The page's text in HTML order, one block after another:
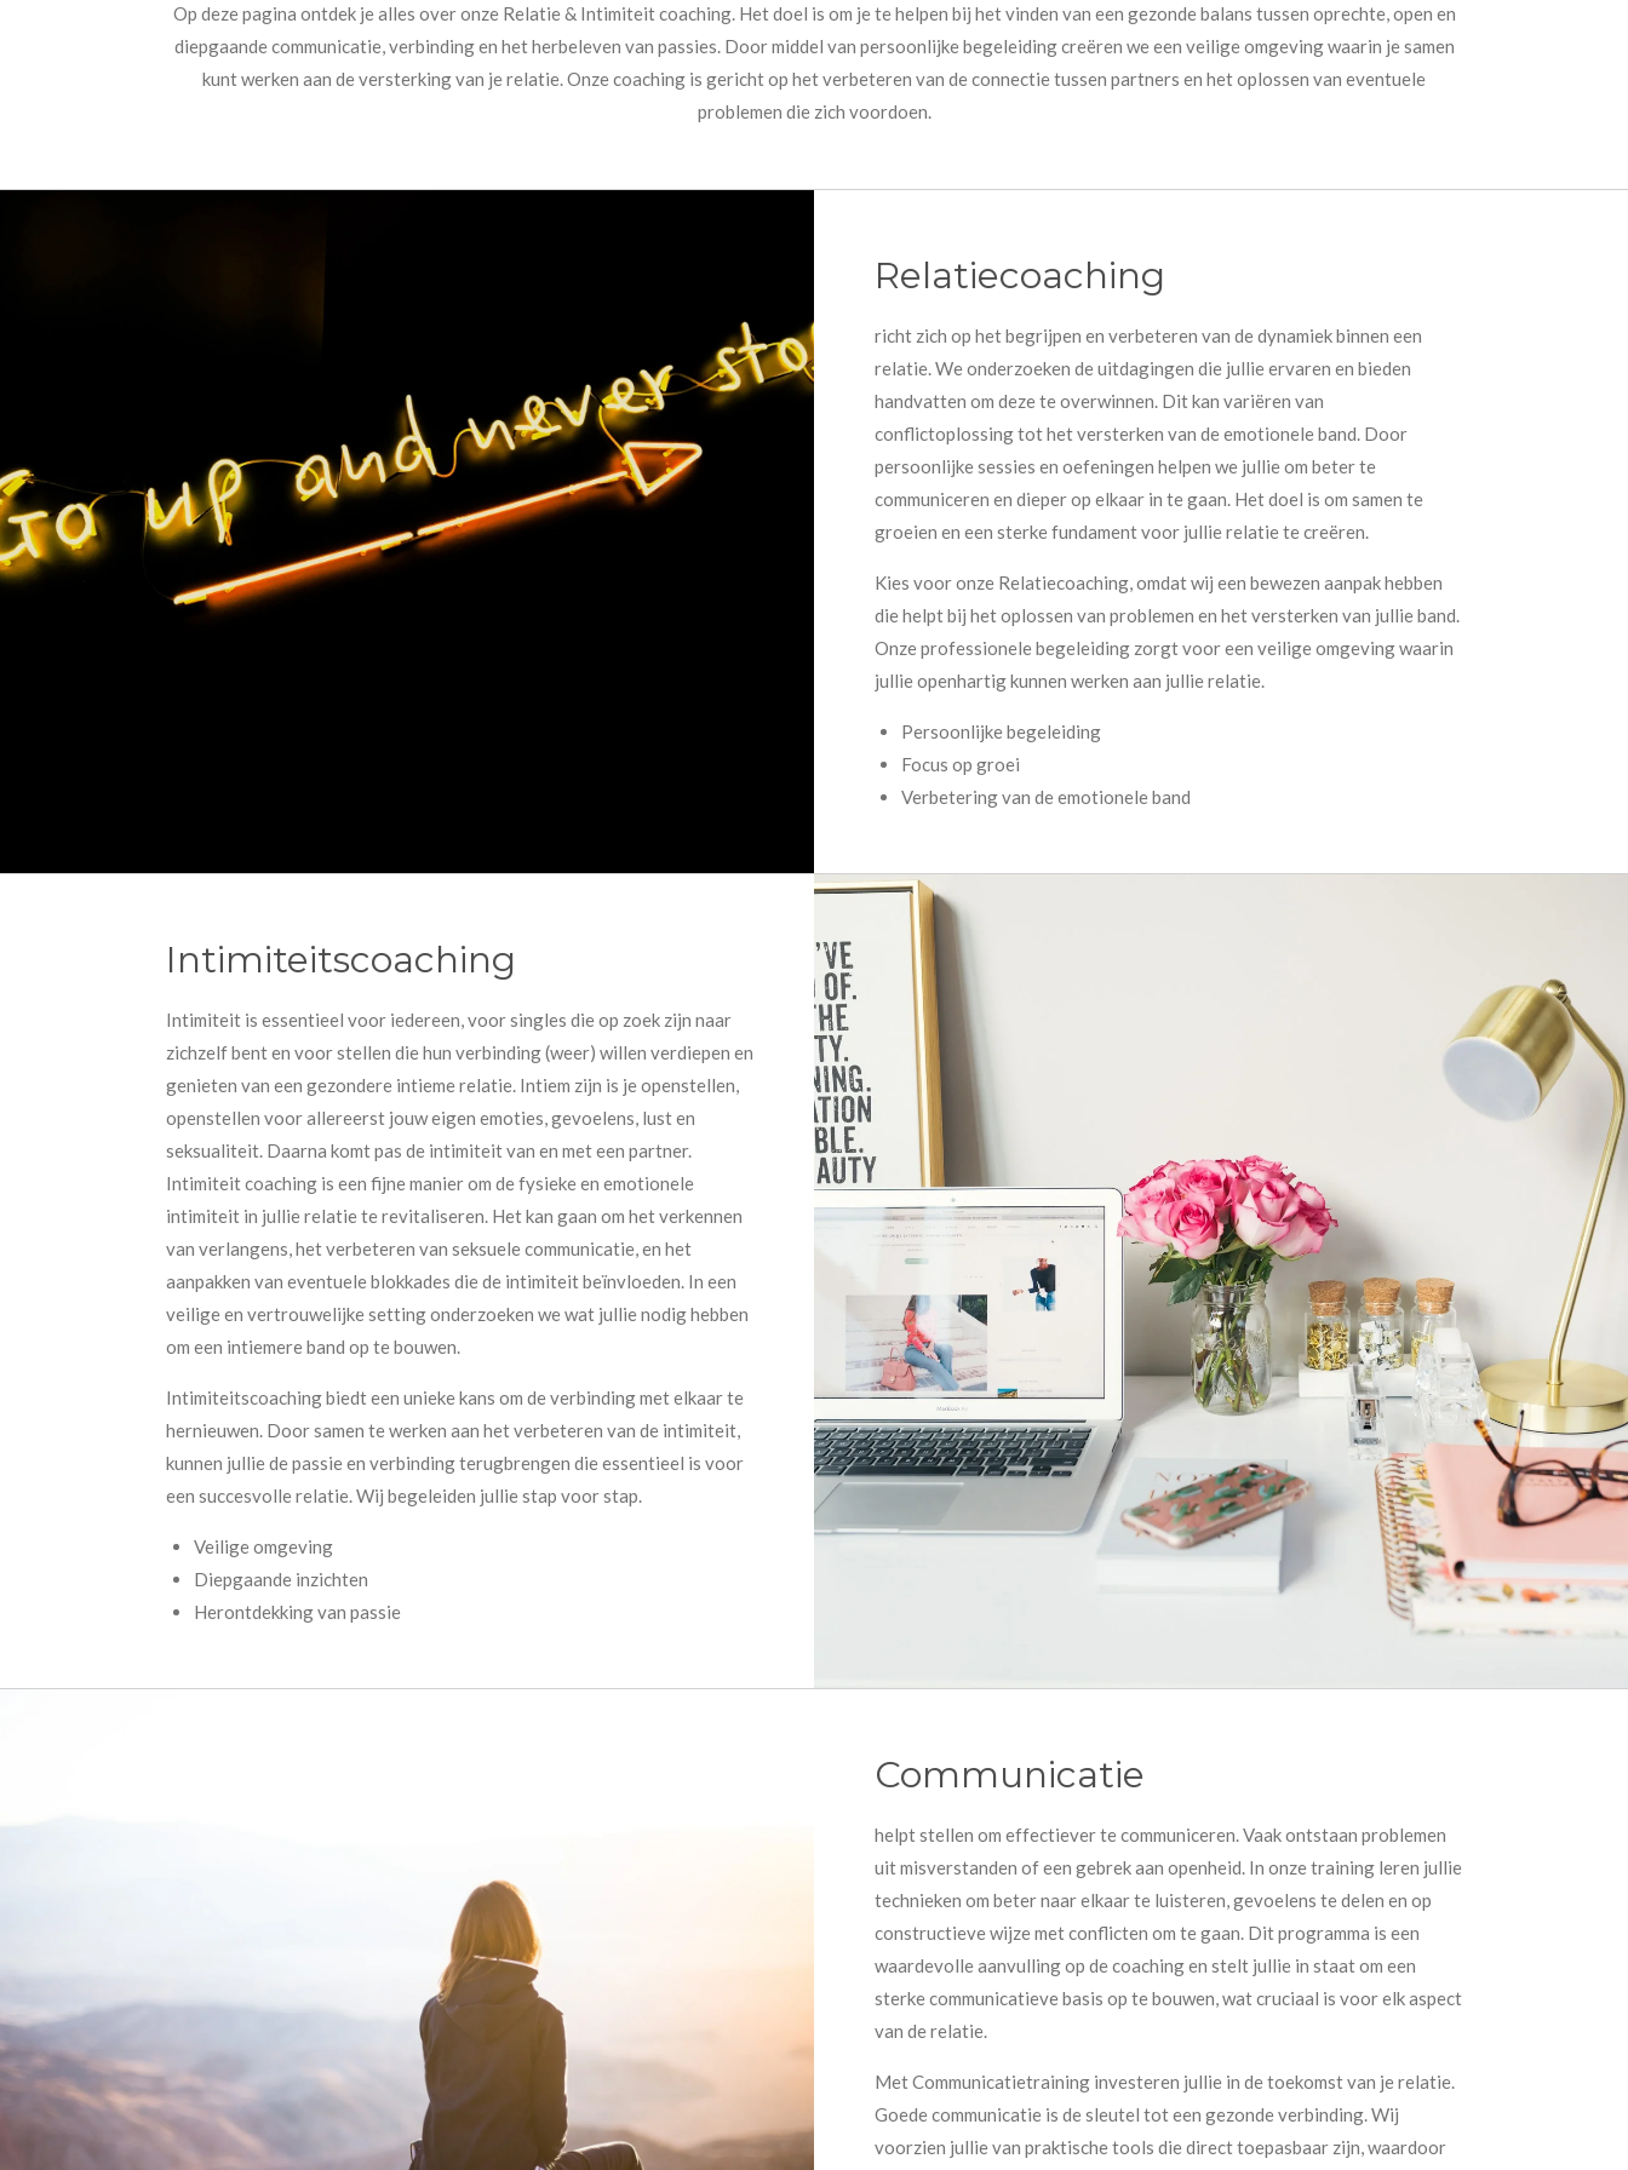
Op deze pagina ontdek je alles over onze Relatie & Intimiteit coaching. Het doel is om je te helpen bij het vinden van een gezonde balans tussen oprechte, open en
diepgaande communicatie, verbinding en het herbeleven van passies. Door middel van persoonlijke begeleiding creëren we een veilige omgeving waarin je samen
kunt werken aan de versterking van je relatie. Onze coaching is gericht op het verbeteren van de connectie tussen partners en het oplossen van eventuele
problemen die zich voordoen.
Relatiecoaching
richt zich op het begrijpen en verbeteren van de dynamiek binnen een
relatie. We onderzoeken de uitdagingen die jullie ervaren en bieden
handvatten om deze te overwinnen. Dit kan variëren van
conflictoplossing tot het versterken van de emotionele band. Door
persoonlijke sessies en oefeningen helpen we jullie om beter te
communiceren en dieper op elkaar in te gaan. Het doel is om samen te
groeien en een sterke fundament voor jullie relatie te creëren.
Kies voor onze Relatiecoaching, omdat wij een bewezen aanpak hebben
die helpt bij het oplossen van problemen en het versterken van jullie band.
Onze professionele begeleiding zorgt voor een veilige omgeving waarin
jullie openhartig kunnen werken aan jullie relatie.
Persoonlijke begeleiding
Focus op groei
Verbetering van de emotionele band
Intimiteitscoaching
Intimiteit is essentieel voor iedereen, voor singles die op zoek zijn naar
zichzelf bent en voor stellen die hun verbinding (weer) willen verdiepen en
genieten van een gezondere intieme relatie. Intiem zijn is je openstellen,
openstellen voor allereerst jouw eigen emoties, gevoelens, lust en
seksualiteit. Daarna komt pas de intimiteit van en met een partner.
Intimiteit coaching is een fijne manier om de fysieke en emotionele
intimiteit in jullie relatie te revitaliseren. Het kan gaan om het verkennen
van verlangens, het verbeteren van seksuele communicatie, en het
aanpakken van eventuele blokkades die de intimiteit beïnvloeden. In een
veilige en vertrouwelijke setting onderzoeken we wat jullie nodig hebben
om een intiemere band op te bouwen.
Intimiteitscoaching biedt een unieke kans om de verbinding met elkaar te
hernieuwen. Door samen te werken aan het verbeteren van de intimiteit,
kunnen jullie de passie en verbinding terugbrengen die essentieel is voor
een succesvolle relatie. Wij begeleiden jullie stap voor stap.
Veilige omgeving
Diepgaande inzichten
Herontdekking van passie
Communicatie
helpt stellen om effectiever te communiceren. Vaak ontstaan problemen
uit misverstanden of een gebrek aan openheid. In onze training leren jullie
technieken om beter naar elkaar te luisteren, gevoelens te delen en op
constructieve wijze met conflicten om te gaan. Dit programma is een
waardevolle aanvulling op de coaching en stelt jullie in staat om een
sterke communicatieve basis op te bouwen, wat cruciaal is voor elk aspect
van de relatie.
Met Communicatietraining investeren jullie in de toekomst van je relatie.
Goede communicatie is de sleutel tot een gezonde verbinding. Wij
voorzien jullie van praktische tools die direct toepasbaar zijn, waardoor